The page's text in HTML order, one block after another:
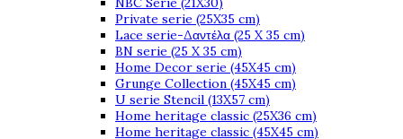
Private serie (25X35 cm)
Lace serie-Δαντέλα (25 X 35 cm)
BN serie (25 X 35 cm)
Home Decor serie (45X45 cm)
Grunge Collection (45X45 cm)
U serie Stencil (13X57 cm)
Home heritage classic (25X36 cm)
Home heritage classic (45X45 cm)